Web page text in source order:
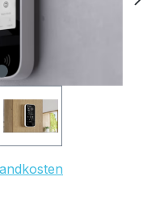
2 Tage